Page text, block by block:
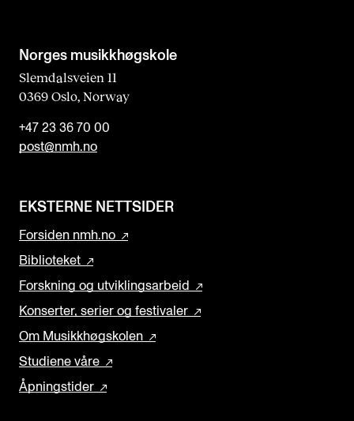
Norges musikk­høgskole
Slemdalsveien 11
0369 Oslo, Norway
+47 23 36 70 00
post@nmh.no
EKSTERNE NETTSIDER
Forsiden nmh.no
Biblioteket
Forskning og utviklingsarbeid
Konserter, serier og festivaler
Om Musikkhøgskolen
Studiene våre
Åpningstider